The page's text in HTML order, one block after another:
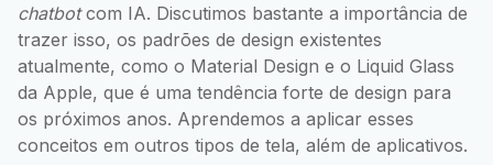
chatbotcom IA. Discutimos bastante a importância de
trazer isso, os padrões de design existentes
atualmente, como o Material Design e o Liquid Glass
da Apple, que é uma tendência forte de design para
os próximos anos. Aprendemos a aplicar esses
conceitos em outros tipos de tela, além de aplicativos.